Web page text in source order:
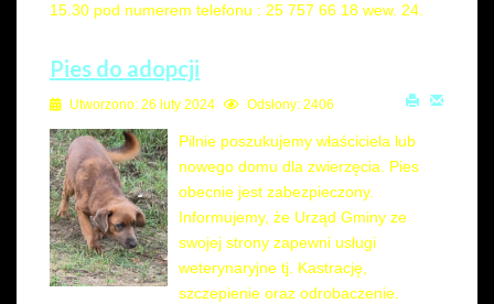
15.30 pod numerem telefonu : 25 757 66 18 wew. 24.
Pies do adopcji
Utworzono: 26 luty 2024 Odsłony: 2406
Pilnie poszukujemy właściciela lub
nowego domu dla zwierzęcia. Pies
obecnie jest zabezpieczony.
Informujemy, że Urząd Gminy ze
swojej strony zapewni usługi
weterynaryjne tj. Kastrację,
szczepienie oraz odrobaczenie.